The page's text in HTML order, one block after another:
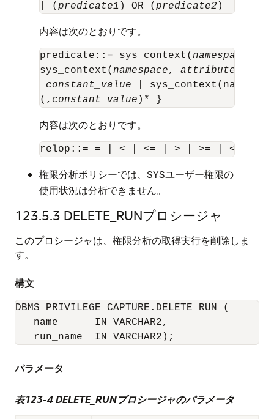
| ( predicate1 ) OR ( predicate2
内容は次のとおりです。
predicate::= sys_context( namespace
sys_context( namespace, attribute
constant_value |
(, constant_value
内容は次のとおりです。
権限分析ポリシーでは、 SYSユーザー権限の
使用状況は分析できません。
123.5.3 DELETE_RUNプロシージャ
このプロシージャは、権限分析の取得実行を削除しま
す。
構文
DBMS_PRIVILEGE_CAPTURE.DELETE_RUN (
   name      IN VARCHAR2,
   run_name  IN VARCHAR2);
パラメータ
表123-4DELETE_RUNプロシージャのパラメータ